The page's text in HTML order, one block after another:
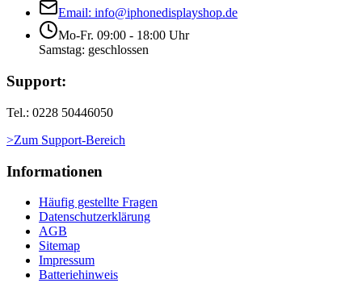
Email: info@iphonedisplayshop.de
Mo-Fr. 09:00 - 18:00 Uhr
Samstag: geschlossen
Support:
Tel.: 0228 50446050
>Zum Support-Bereich
Informationen
Häufig gestellte Fragen
Datenschutzerklärung
AGB
Sitemap
Impressum
Batteriehinweis